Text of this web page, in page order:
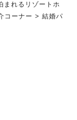
まれるリゾートホ
コーナー >結婚パ